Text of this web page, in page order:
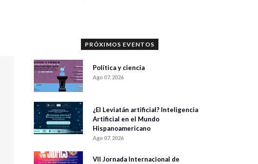
PRÓXIMOS EVENTOS
Política y ciencia
Ago 07, 2026
¿El Leviatán artificial? Inteligencia
Artificial en el Mundo
Hispanoamericano
Ago 07, 2026
VII Jornada Internacional de